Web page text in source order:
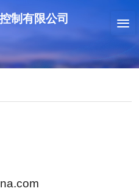
制有限公司